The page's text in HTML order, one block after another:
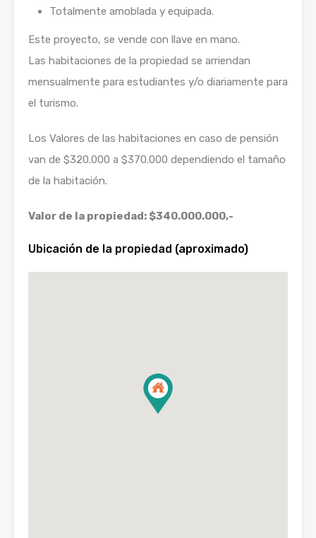
Totalmente amoblada y equipada.
Este proyecto, se vende con llave en mano.
Las habitaciones de la propiedad se arriendan
mensualmente para estudiantes y/o diariamente para
el turismo.
Los Valores de las habitaciones en caso de pensión
van de $320.000 a $370.000 dependiendo el tamaño
de la habitación.
Valor de la propiedad: $340.000.000,-
Ubicación de la propiedad (aproximado)